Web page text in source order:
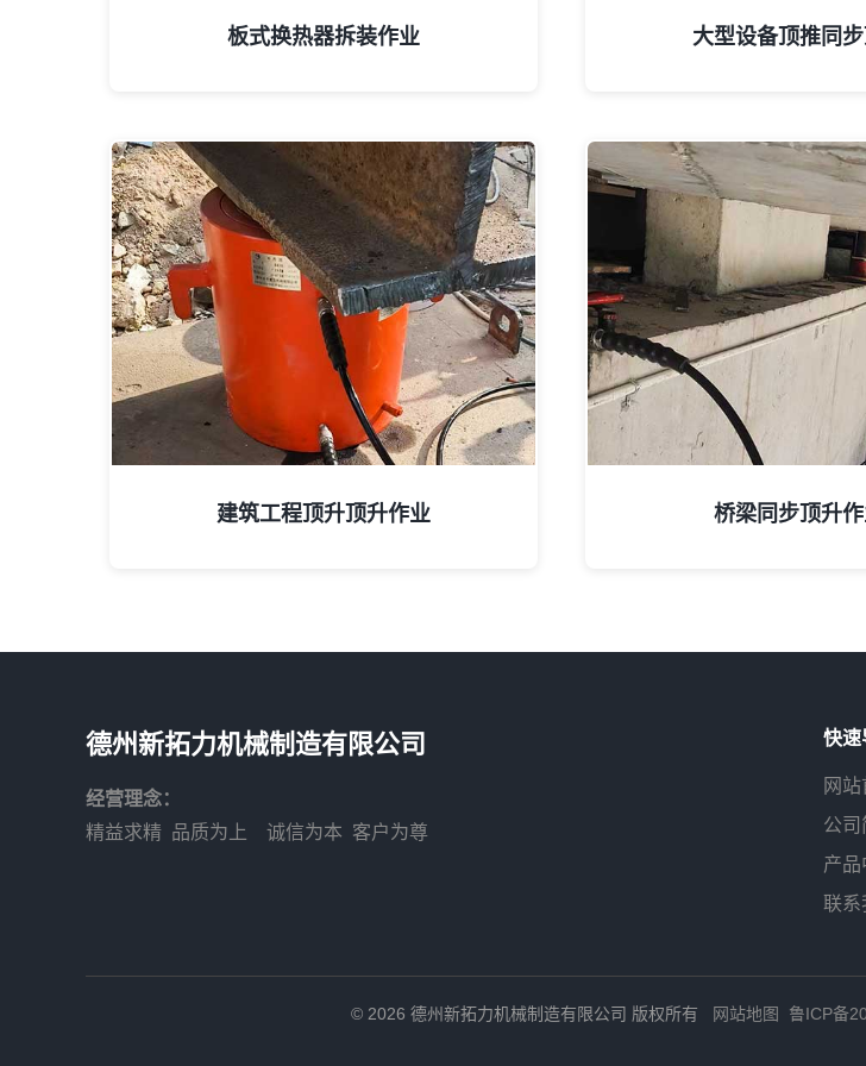
板式换热器拆装作业 大型设备顶推同
建筑工程顶升顶升作业 桥梁同步顶升
德州新拓力机械制造有限公司
经营理念：
精益求精 品质为上 诚信为本 客户为尊
快速
网站
公司
产品
联系
© 2026 德州新拓力机械制造有限公司 版权所有 网站地图 鲁ICP备